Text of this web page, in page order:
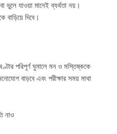
যাওয়া মানেই ব্যর্থতা নয়।
বাড়িয়ে দিবে।
পরিপূর্ণ ঘুমালে মন ও মস্তিষ্ককে
বাড়বে এবং পরীক্ষার সময় মাথা
নাও